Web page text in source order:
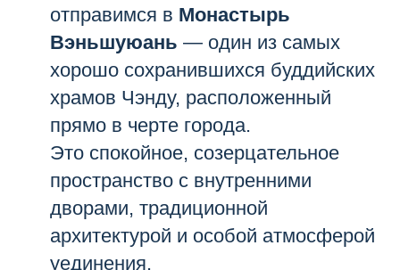
отправимся в Монастырь
Вэньшуюань — один из самых
хорошо сохранившихся буддийских
храмов Чэнду, расположенный
прямо в черте города.
Это спокойное, созерцательное
пространство с внутренними
дворами, традиционной
архитектурой и особой атмосферой
уединения.